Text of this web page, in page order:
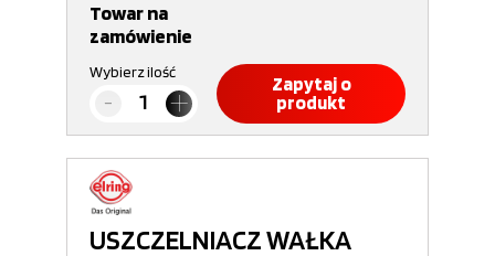
Towar na
zamówienie
Wybierz ilość
Zapytaj o
produkt
USZCZELNIACZ WAŁKA